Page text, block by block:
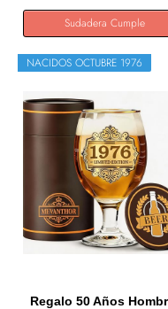
Sudadera Cumple
NACIDOS OCTUBRE 1976
Regalo 50 Años